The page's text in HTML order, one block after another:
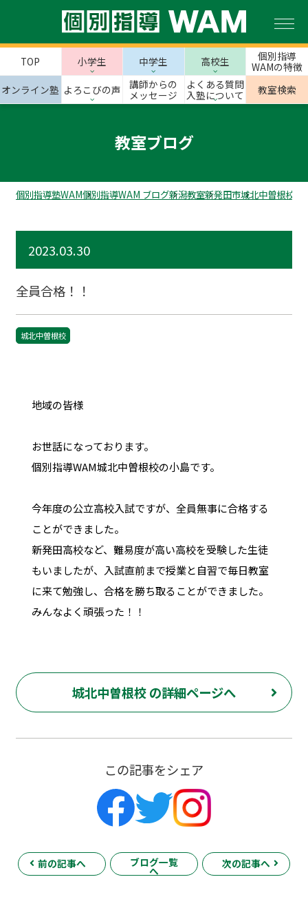
TOP 小学生 中学生 高校生
個別指導
WAMの特徴
オンライン塾 よろこびの声
講師からの
メッセージ
よくある質問
入塾について
教室検索
教室ブログ
個別指導塾WAM個別指導WAM ブログ新潟教室新発田市城北中曽根校の
2023.03.30
全員合格！！
城北中曽根校
地域の皆様
お世話になっております。
個別指導WAM城北中曽根校の小島です。
今年度の公立高校入試ですが、全員無事に合格する
ことができました。
新発田高校など、難易度が高い高校を受験した生徒
もいましたが、入試直前まで授業と自習で毎日教室
に来て勉強し、合格を勝ち取ることができました。
みんなよく頑張った！！
城北中曽根校 の詳細ページへ
この記事をシェア
前の記事へ ブログ一覧
へ
次の記事へ